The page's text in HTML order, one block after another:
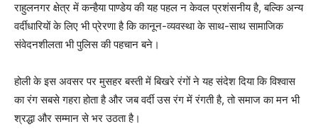
राहुलनगर क्षेत्र में कन्हैया पाण्डेय की यह पहल न केवल प्रशंसनीय है, बल्कि अन्य
वर्दीधारियों के लिए भी प्रेरणा है कि कानून-व्यवस्था के साथ-साथ सामाजिक
संवेदनशीलता भी पुलिस की पहचान बने।
होली के इस अवसर पर मुसहर बस्ती में बिखरे रंगों ने यह संदेश दिया कि विश्वास
का रंग सबसे गहरा होता है और जब वर्दी उस रंग में रंगती है, तो समाज का मन भी
श्रद्धा और सम्मान से भर उठता है।